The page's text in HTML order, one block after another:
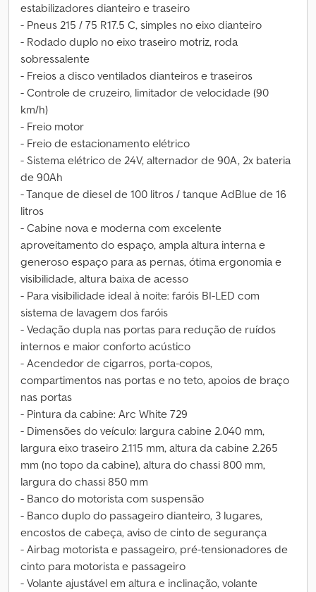
estabilizadores dianteiro e traseiro
- Pneus 215 / 75 R17.5 C, simples no eixo dianteiro
- Rodado duplo no eixo traseiro motriz, roda
sobressalente
- Freios a disco ventilados dianteiros e traseiros
- Controle de cruzeiro, limitador de velocidade (90
km/h)
- Freio motor
- Freio de estacionamento elétrico
- Sistema elétrico de 24V, alternador de 90A, 2x bateria
de 90Ah
- Tanque de diesel de 100 litros / tanque AdBlue de 16
litros
- Cabine nova e moderna com excelente
aproveitamento do espaço, ampla altura interna e
generoso espaço para as pernas, ótima ergonomia e
visibilidade, altura baixa de acesso
- Para visibilidade ideal à noite: faróis BI-LED com
sistema de lavagem dos faróis
- Vedação dupla nas portas para redução de ruídos
internos e maior conforto acústico
- Acendedor de cigarros, porta-copos,
compartimentos nas portas e no teto, apoios de braço
nas portas
- Pintura da cabine: Arc White 729
- Dimensões do veículo: largura cabine 2.040 mm,
largura eixo traseiro 2.115 mm, altura da cabine 2.265
mm (no topo da cabine), altura do chassi 800 mm,
largura do chassi 850 mm
- Banco do motorista com suspensão
- Banco duplo do passageiro dianteiro, 3 lugares,
encostos de cabeça, aviso de cinto de segurança
- Airbag motorista e passageiro, pré-tensionadores de
cinto para motorista e passageiro
- Volante ajustável em altura e inclinação, volante